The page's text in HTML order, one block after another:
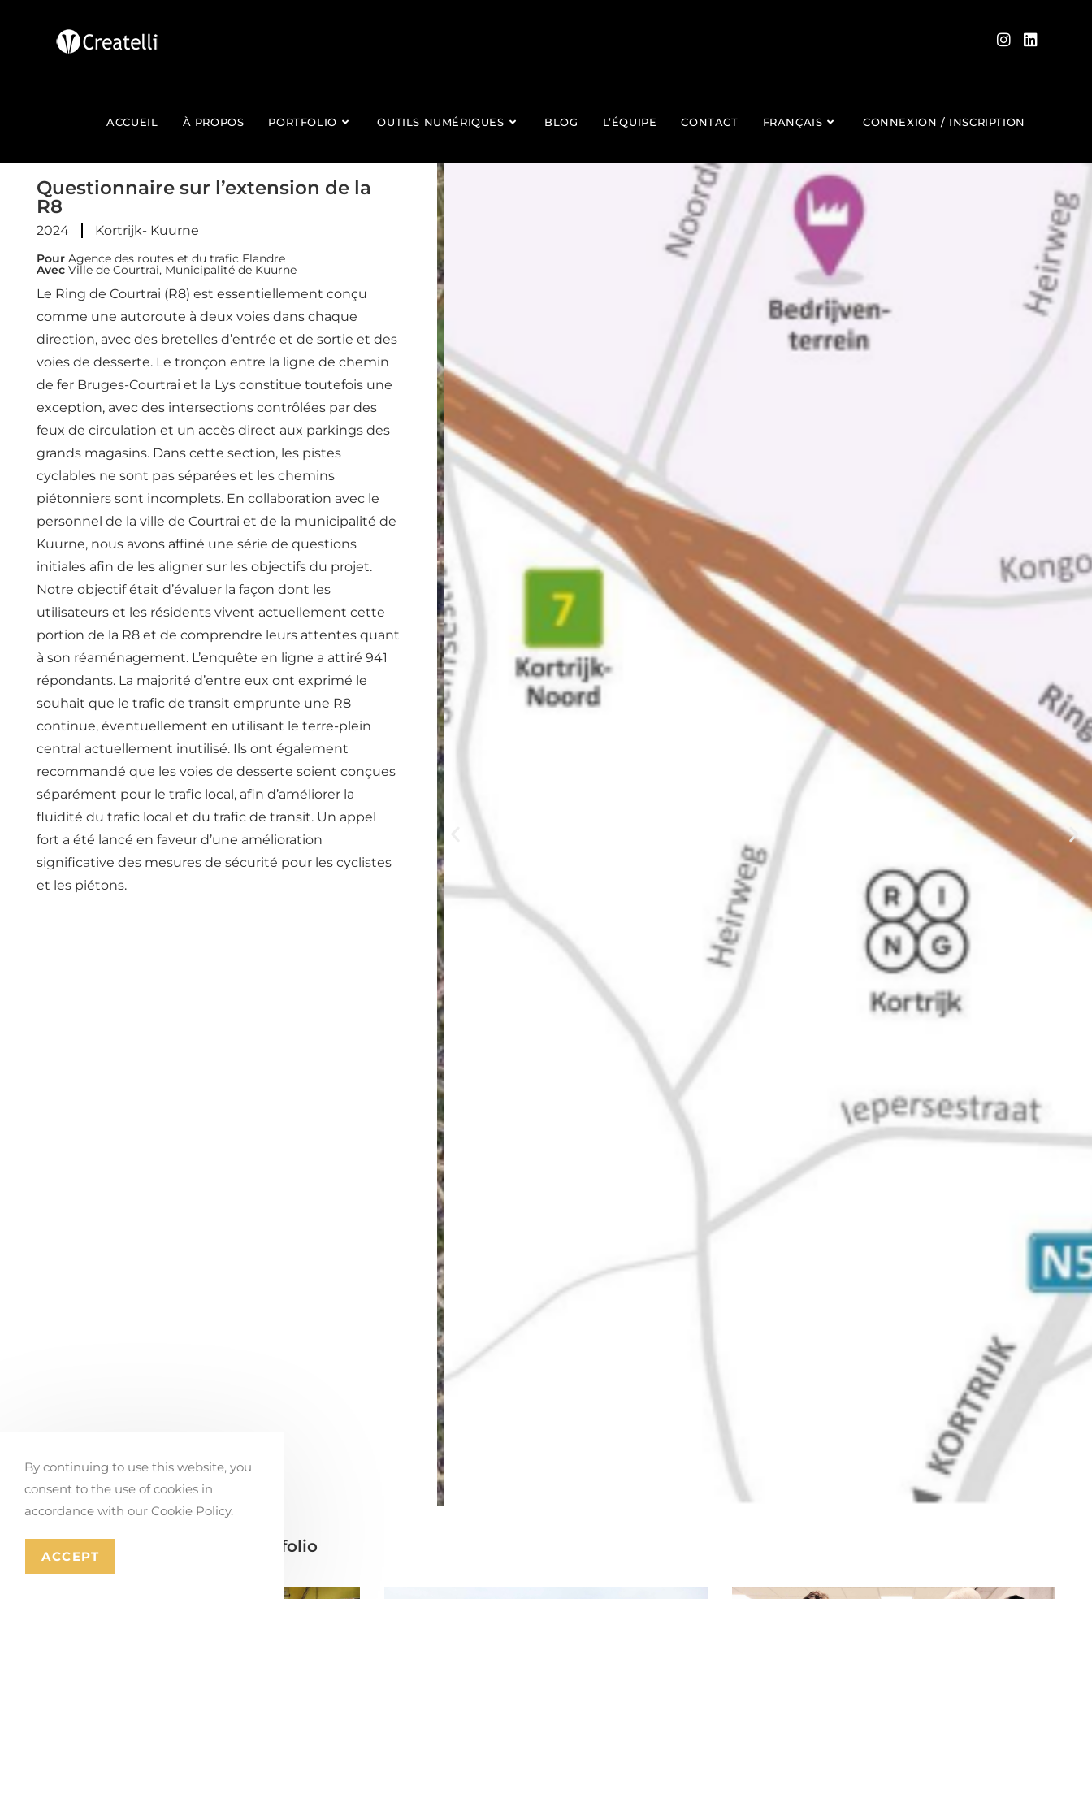
ACCUEIL À PROPOS PORTFOLIO OUTILS NUMÉRIQUES BLOG L’ÉQUIPE CONTACT FRANÇAIS CONNEXION / INSCRIPTION
Questionnaire sur l’extension de la
R8
2024 Kortrijk- Kuurne
Pour Agence des routes et du trafic Flandre
Avec Ville de Courtrai, Municipalité de Kuurne
Le Ring de Courtrai (R8) est essentiellement conçu
comme une autoroute à deux voies dans chaque
direction, avec des bretelles d’entrée et de sortie et des
voies de desserte. Le tronçon entre la ligne de chemin
de fer Bruges-Courtrai et la Lys constitue toutefois une
exception, avec des intersections contrôlées par des
feux de circulation et un accès direct aux parkings des
grands magasins. Dans cette section, les pistes
cyclables ne sont pas séparées et les chemins
piétonniers sont incomplets. En collaboration avec le
personnel de la ville de Courtrai et de la municipalité de
Kuurne, nous avons affiné une série de questions
initiales afin de les aligner sur les objectifs du projet.
Notre objectif était d’évaluer la façon dont les
utilisateurs et les résidents vivent actuellement cette
portion de la R8 et de comprendre leurs attentes quant
à son réaménagement. L’enquête en ligne a attiré 941
répondants. La majorité d’entre eux ont exprimé le
souhait que le trafic de transit emprunte une R8
continue, éventuellement en utilisant le terre-plein
central actuellement inutilisé. Ils ont également
recommandé que les voies de desserte soient conçues
séparément pour le trafic local, afin d’améliorer la
fluidité du trafic local et du trafic de transit. Un appel
fort a été lancé en faveur d’une amélioration
significative des mesures de sécurité pour les cyclistes
et les piétons.
Eléments apparentés du portfolio
By continuing to use this website, you
consent to the use of cookies in
accordance with our Cookie Policy.
ACCEPT